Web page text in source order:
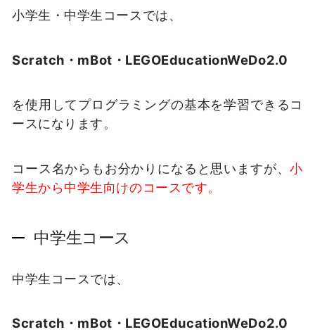
小学生・中学生コースでは、
Scratch・mBot・LEGOEducationWeDo2.0
を使用してプログラミングの基本を学習できるコ
ースになります。
コース名からもお分かりになると思いますが、小
学生から中学生向けのコースです。
中学生コース
中学生コースでは、
Scratch・mBot・LEGOEducationWeDo2.0